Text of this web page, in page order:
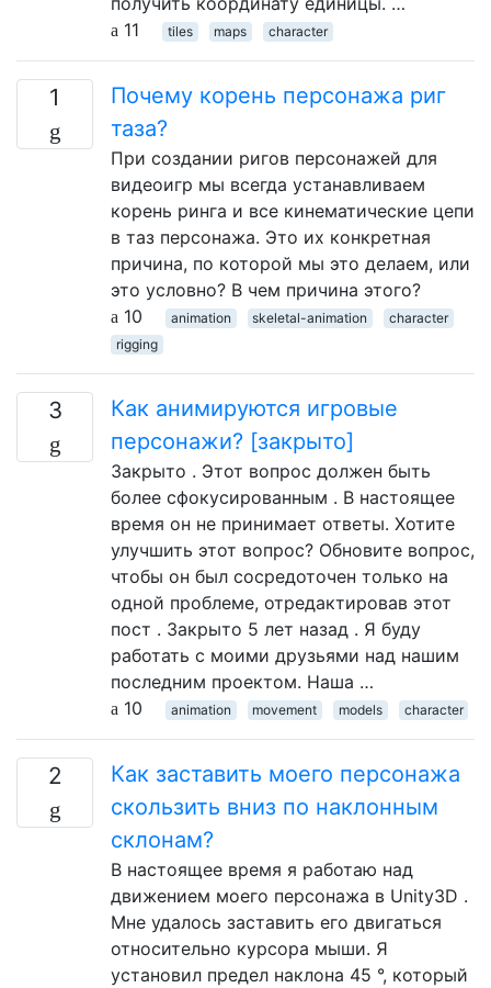
11
tiles maps character
1
Почему корень персонажа риг
таза?
При создании ригов персонажей для
видеоигр мы всегда устанавливаем
корень ринга и все кинематические цепи
в таз персонажа. Это их конкретная
причина, по которой мы это делаем, или
это условно? В чем причина этого?
10
animation skeletal-animation
character
rigging
3
Как анимируются игровые
персонажи? [закрыто]
Закрыто . Этот вопрос должен быть
более сфокусированным . В настоящее
время он не принимает ответы. Хотите
улучшить этот вопрос? Обновите вопрос,
чтобы он был сосредоточен только на
одной проблеме, отредактировав этот
пост . Закрыто 5 лет назад . Я буду
работать с моими друзьями над нашим
последним проектом. Наша …
10
animation movement models character
2
Как заставить моего персонажа
скользить вниз по наклонным
склонам?
В настоящее время я работаю над
движением моего персонажа в Unity3D .
Мне удалось заставить его двигаться
относительно курсора мыши. Я
установил предел наклона 45 °, который